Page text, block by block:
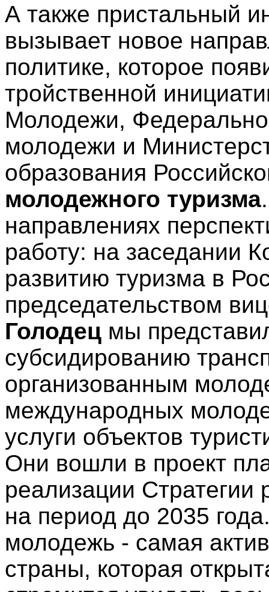
А также пристальный
вызывает новое
политике, которое
тройственной
Молодежи,
молодежи и
образования
молодежного туризма
направлениях
работу: на заседании
развитию туризма в
председательством
Голодец мы
субсидированию
организованным
международных
услуги объектов
Они вошли в проект
реализации Стратегии
на период до 2035
молодежь - самая
страны, которая